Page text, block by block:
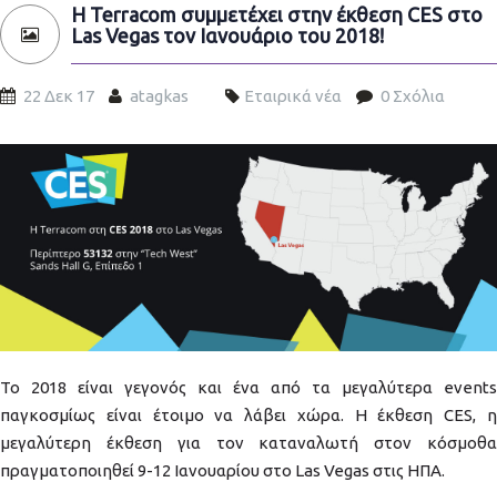
Η Terracom συμμετέχει στην έκθεση CES στο
Las Vegas τον Ιανουάριο του 2018!
22 Δεκ 17 atagkas Εταιρικά νέα 0 Σχόλια
ces-exhibition-new.jpg
Το 2018 είναι γεγονός και ένα από τα μεγαλύτερα events
παγκοσμίως είναι έτοιμο να λάβει χώρα. Η έκθεση CES, η
μεγαλύτερη έκθεση για τον καταναλωτή στον κόσμοθα
πραγματοποιηθεί 9-12 Ιανουαρίου στο Las Vegas στις ΗΠΑ.